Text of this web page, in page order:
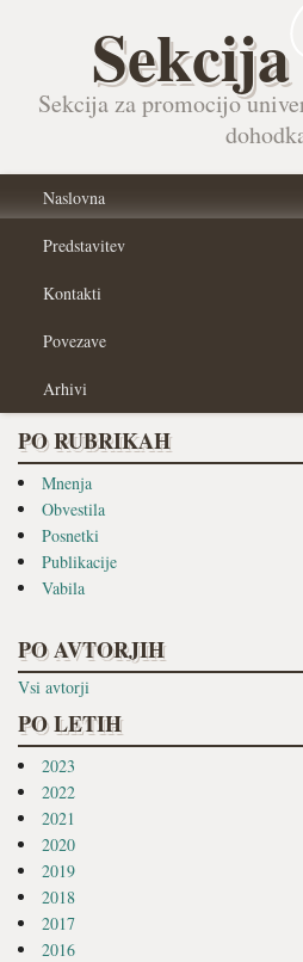
Sekcija za promocijo
Naslovna
Predstavitev
Kontakti
Povezave
Arhivi
PO RUBRIKAH
Mnenja
Obvestila
Posnetki
Publikacije
Vabila
PO AVTORJIH
Vsi avtorji
PO LETIH
2023
2022
2021
2020
2019
2018
2017
2016